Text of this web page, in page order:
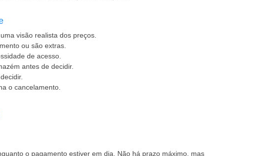
visão realista dos preços.
ou são extras.
de acesso.
antes de decidir.
o cancelamento.
o pagamento estiver em dia. Não há prazo máximo, mas